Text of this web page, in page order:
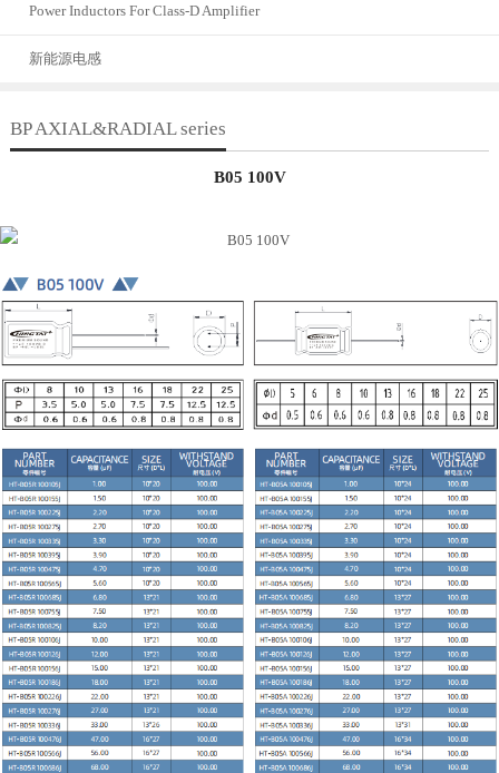
Power Inductors For Class-D Amplifier
新能源电感
BP AXIAL&RADIAL series
B05 100V